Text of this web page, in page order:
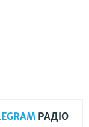
РАДІО